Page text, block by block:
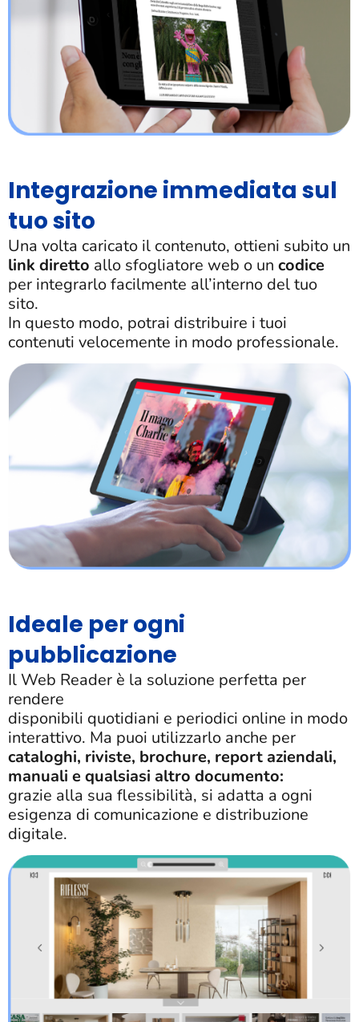
Integrazione immediata sul
tuo sito
Una volta caricato il contenuto, ottieni subito un
link diretto allo sfogliatore web o un codice
per integrarlo facilmente all’interno del tuo
sito.
In questo modo, potrai distribuire i tuoi
contenuti velocemente in modo professionale.
Ideale per ogni
pubblicazione
Il Web Reader è la soluzione perfetta per
rendere
disponibili quotidiani e periodici online in modo
interattivo. Ma puoi utilizzarlo anche per
cataloghi, riviste, brochure, report aziendali,
manuali e qualsiasi altro documento:
grazie alla sua flessibilità, si adatta a ogni
esigenza di comunicazione e distribuzione
digitale.